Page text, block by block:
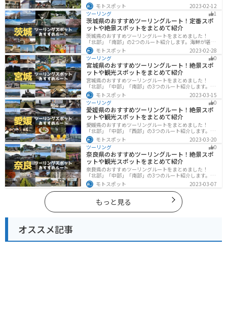
ト、温泉、山、海、グルメなど様々なジャンルで楽しめ
ます。バイクで鹿児島ツーリングに行こうと思っている
人は、参考にしてください。
モトスポット
2023-02-12
ツーリング
1
茨城県のおすすめツーリングルート！定番スポ
ットや絶景スポットをまとめて紹介
茨城県のおすすめツーリングルートをまとめました！
「北部」「南部」の2つのルート紹介します。海鮮が堪能
できる港や梅の景勝地、自然豊かな山々があるのでツー
リングにもってこいです。バイクで茨城県にツーリング
に行く際は参考にしてください。
モトスポット
2023-02-28
ツーリング
0
宮城県のおすすめツーリングルート！絶景スポ
ットや観光スポットをまとめて紹介
宮城県のおすすめツーリングルートをまとめました！
「北部」「中部」「南部」の3つのルート紹介します。キ
ツネ村や広大な山や滝、湖などを歴史や自然を満喫する
ツーリングができます。バイクで宮城県にツーリングに
行く際は参考にしてください。
モトスポット
2023-03-15
ツーリング
0
愛媛県のおすすめツーリングルート！絶景スポ
ットや観光スポットをまとめて紹介
愛媛県のおすすめツーリングルートをまとめました！
「北部」「中部」「西部」の3つのルート紹介します。山
や海といった自然だけでなく、気軽に渡れる島もあり
様々な楽しみ方ができます。バイクで愛媛県にツーリン
グに行く際は参考にしてください。
モトスポット
2023-03-20
ツーリング
0
奈良県のおすすめツーリングルート！絶景スポ
ットや観光スポットをまとめて紹介
奈良県のおすすめツーリングルートをまとめました！
「北部」「中部」「南部」の3つのルート紹介します。歴
史のある神社寺院が多数あり、自然豊かや山々、グルメ
を満喫するツーリングができます。バイクで奈良県にツ
ーリングに行く際は参考にしてください。
モトスポット 2023-03-07
もっと見る
オススメ記事